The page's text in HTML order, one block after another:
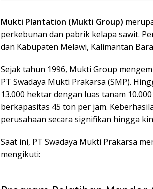
Mukti Plantation (Mukti Group)
perkebunan dan pabrik kelapa sawit.
dan Kabupaten Melawi, Kalimantan
Sejak tahun 1996, Mukti Group
PT Swadaya Mukti Prakarsa (SMP).
13.000 hektar dengan luas tanam
berkapasitas 45 ton per jam.
perusahaan secara signifikan hingga
Saat ini, PT Swadaya Mukti Prakarsa
mengikuti: